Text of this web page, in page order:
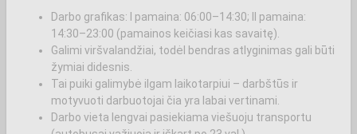
Darbo grafikas: I pamaina: 06:00–14:30; II pamaina:
14:30–23:00 (pamainos keičiasi kas savaitę).
Galimi viršvalandžiai, todėl bendras atlyginimas gali būti
žymiai didesnis.
Tai puiki galimybė ilgam laikotarpiui – darbštūs ir
motyvuoti darbuotojai čia yra labai vertinami.
Darbo vieta lengvai pasiekiama viešuoju transportu